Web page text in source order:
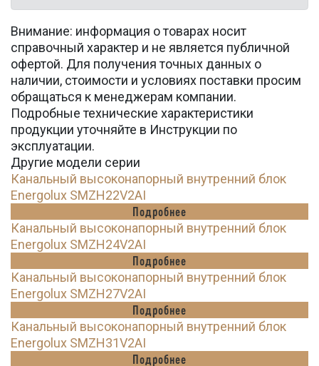
Внимание: информация о товарах носит
справочный характер и не является публичной
офертой. Для получения точных данных о
наличии, стоимости и условиях поставки просим
обращаться к менеджерам компании.
Подробные технические характеристики
продукции уточняйте в Инструкции по
эксплуатации.
Другие модели серии
Канальный высоконапорный внутренний блок
Energolux SMZH22V2AI
Подробнее
Канальный высоконапорный внутренний блок
Energolux SMZH24V2AI
Подробнее
Канальный высоконапорный внутренний блок
Energolux SMZH27V2AI
Подробнее
Канальный высоконапорный внутренний блок
Energolux SMZH31V2AI
Подробнее